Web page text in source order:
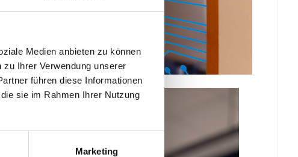
Medien anbieten zu können
Ihrer Verwendung unserer
führen diese Informationen
sie im Rahmen Ihrer Nutzung
Marketing
in der Bauindustrie